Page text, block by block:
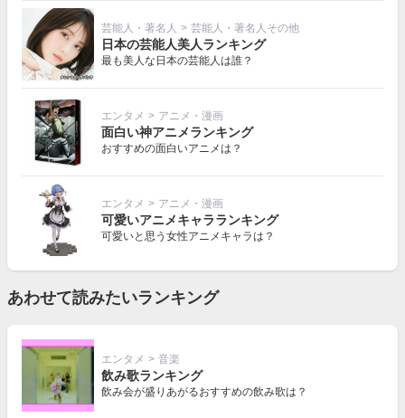
芸能人・著名人 > 芸能人・著名人その他
日本の芸能人美人ランキング
最も美人な日本の芸能人は誰？
エンタメ > アニメ・漫画
面白い神アニメランキング
おすすめの面白いアニメは？
エンタメ > アニメ・漫画
可愛いアニメキャラランキング
可愛いと思う女性アニメキャラは？
あわせて読みたいランキング
エンタメ > 音楽
飲み歌ランキング
飲み会が盛りあがるおすすめの飲み歌は？